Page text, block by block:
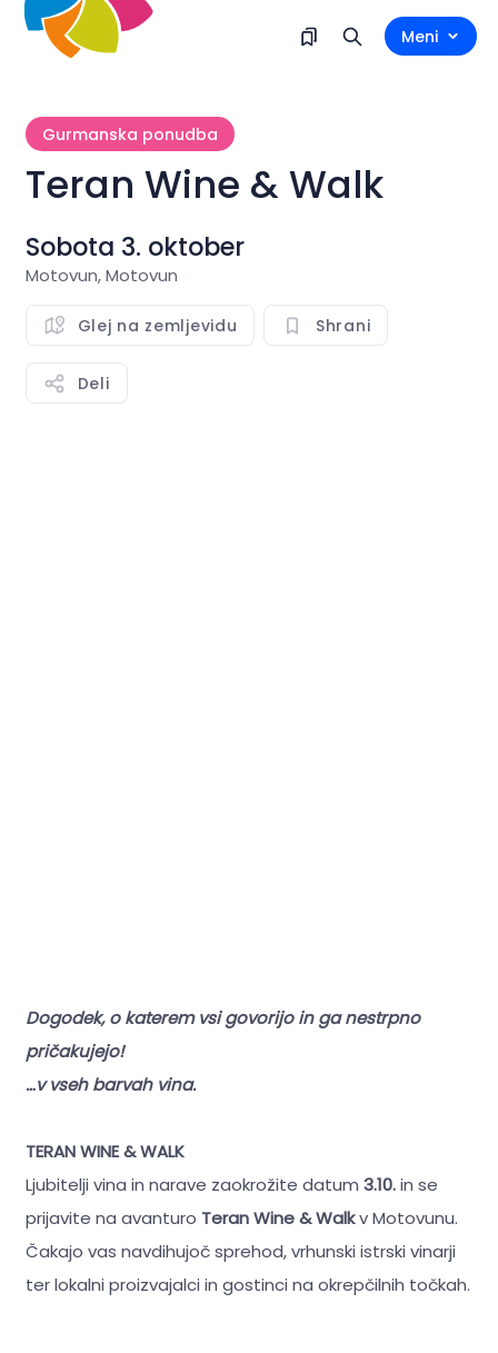
Meni
Gurmanska ponudba
Teran Wine & Walk
Sobota 3. oktober
Motovun, Motovun
Glej na zemljevidu Shrani
Deli
Dogodek, o katerem vsi govorijo in ga nestrpno
pričakujejo!
…v vseh barvah vina.
TERAN WINE & WALK
Ljubitelji vina in narave zaokrožite datum 3.10.in se
prijavite na avanturo Teran Wine & Walkv Motovunu.
Čakajo vas navdihujoč sprehod, vrhunski istrski vinarji
ter lokalni proizvajalci in gostinci na okrepčilnih točkah.